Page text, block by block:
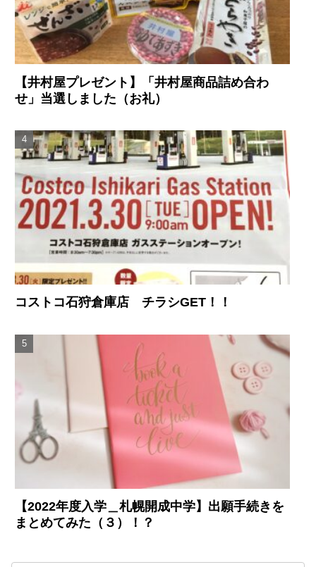
【井村屋プレゼント】「井村屋商品詰め合わ
せ」当選しました（お礼）
コストコ石狩倉庫店 チラシGET！！
【2022年度入学＿札幌開成中学】出願手続きを
まとめてみた（３）！？